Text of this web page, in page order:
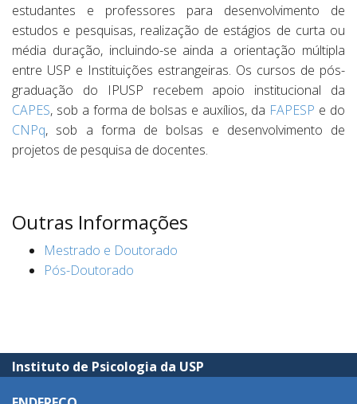
estudantes e professores para desenvolvimento de
estudos e pesquisas, realização de estágios de curta ou
média duração, incluindo-se ainda a orientação múltipla
entre USP e Instituições estrangeiras. Os cursos de pós-
graduação do IPUSP recebem apoio institucional da
CAPES, sob a forma de bolsas e auxílios, da FAPESP e do
CNPq, sob a forma de bolsas e desenvolvimento de
projetos de pesquisa de docentes.
Outras Informações
Mestrado e Doutorado
Pós-Doutorado
Instituto de Psicologia da USP